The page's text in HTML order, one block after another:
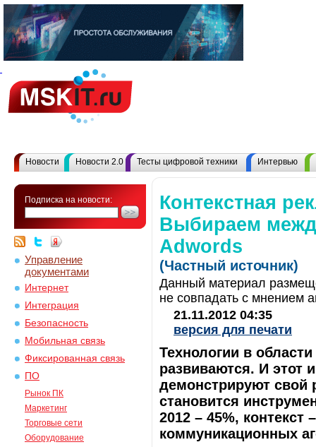
Новости Новости 2.0 Тесты цифровой техники Интервью
Подписка на новости:
Управление
документами
Интернет
Интеграция
Безопасность
Мобильная связь
Фиксированная связь
ПО
Рынок ПК
Маркетинг
Торговые сети
Оборудование
Контекстная
Выбираем
Adwords
(Частный источник)
Данный материал
не совпадать с мнением
21.11.2012 04:35
версия для печати
Технологии в
развиваются. И этот
демонстрируют свой
становится
2012 – 45%,
коммуникационных